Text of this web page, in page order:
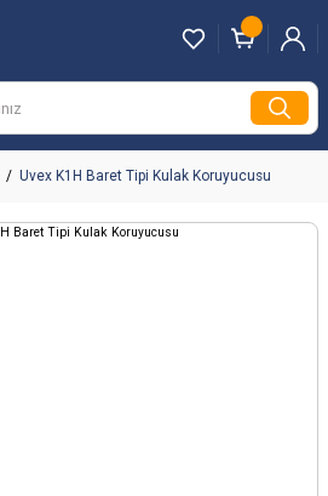
Uvex K1H Baret Tipi Kulak Koruyucusu